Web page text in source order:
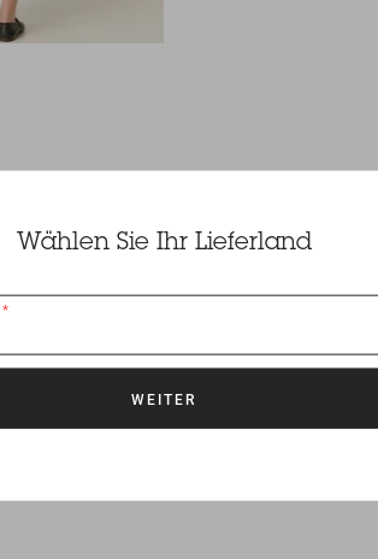
Wählen Sie Ihr Lieferland